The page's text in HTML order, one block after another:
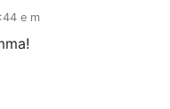
e m